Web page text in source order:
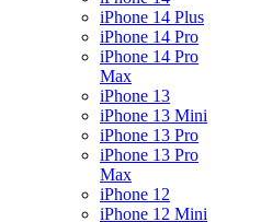
iPhone 14 Plus
iPhone 14 Pro
iPhone 14 Pro
Max
iPhone 13
iPhone 13 Mini
iPhone 13 Pro
iPhone 13 Pro
Max
iPhone 12
iPhone 12 Mini